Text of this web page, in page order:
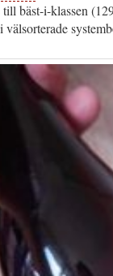
till bäst-i-klassen
välsorterade